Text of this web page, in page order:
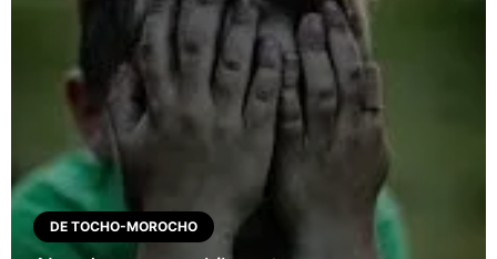
DE TOCHO-MOROCHO